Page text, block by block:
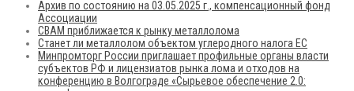
Архив по состоянию на 03.05.2025 г., компенсационный фонд
Ассоциации
CBAM приближается к рынку металлолома
Станет ли металлолом объектом углеродного налога ЕС
Минпромторг России приглашает профильные органы власти
субъектов РФ и лицензиатов рынка лома и отходов на
конференцию в Волгограде «Сырьевое обеспечение 2.0: